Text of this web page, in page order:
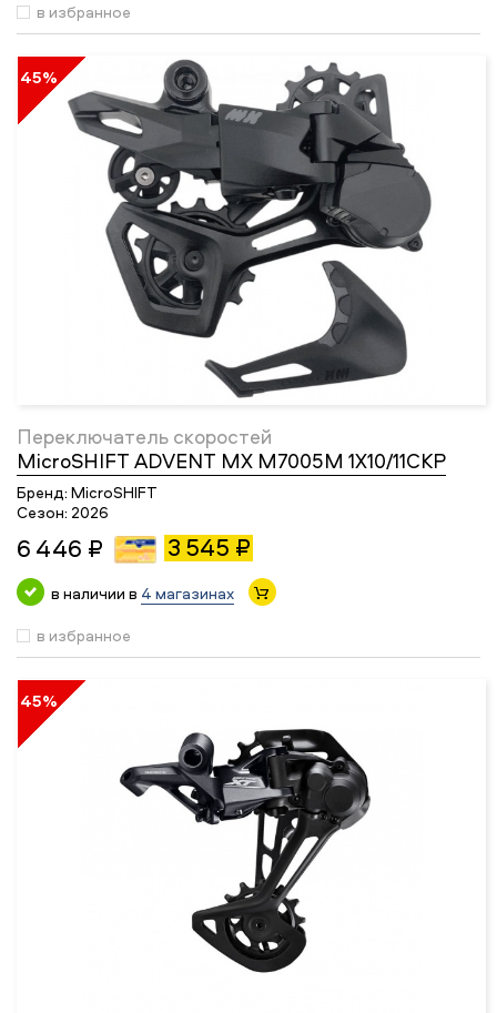
в избранное
45%
Переключатель скоростей
MicroSHIFT ADVENT MX M7005M 1X10/11СКР
Бренд: MicroSHIFT
Сезон: 2026
6 446 ₽ 3 545 ₽
в наличии в 4 магазинах
в избранное
45%